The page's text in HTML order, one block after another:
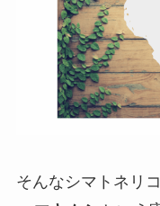
そんなシマトネリ